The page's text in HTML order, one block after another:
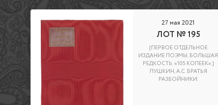
27 мая 2021
ЛОТ № 195
[ПЕРВОЕ ОТДЕЛЬНОЕ
ИЗДАНИЕ ПОЭМЫ. БОЛЬШАЯ
РЕДКОСТЬ. «105 КОПЕЕК».]
ПУШКИН, А.С. БРАТЬЯ
РАЗБОЙНИКИ.